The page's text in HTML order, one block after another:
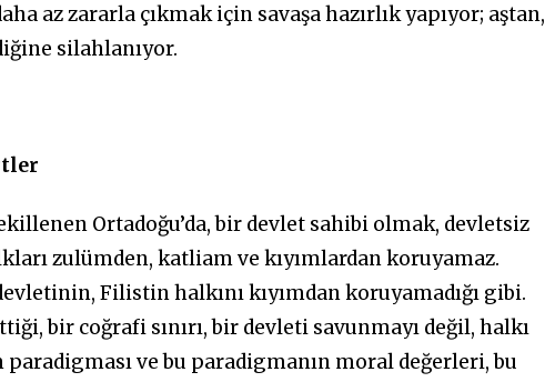
az zararla çıkmak için savaşa hazırlık yapıyor; aştan,
silahlanıyor.
Ortadoğu’da, bir devlet sahibi olmak, devletsiz
zulümden, katliam ve kıyımlardan koruyamaz.
Filistin halkını kıyımdan koruyamadığı gibi.
bir coğrafi sınırı, bir devleti savunmayı değil, halkı
ve bu paradigmanın moral değerleri, bu